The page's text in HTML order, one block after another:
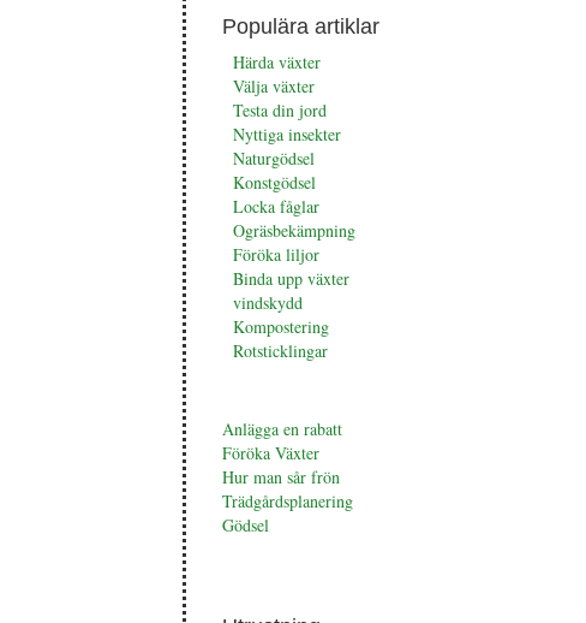
Populära artiklar
Härda växter
Välja växter
Testa din jord
Nyttiga insekter
Naturgödsel
Konstgödsel
Locka fåglar
Ogräsbekämpning
Föröka liljor
Binda upp växter
vindskydd
Kompostering
Rotsticklingar
Anlägga en rabatt
Föröka Växter
Hur man sår frön
Trädgårdsplanering
Gödsel